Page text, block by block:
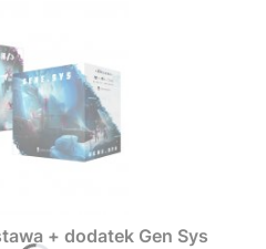
+ dodatek Gen Sys